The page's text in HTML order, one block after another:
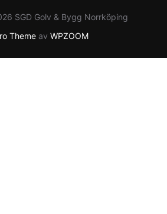
SGD Golv & Bygg Norrköping
Theme av WPZOOM